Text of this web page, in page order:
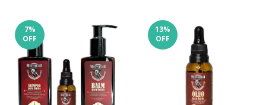
7%
OFF
13%
OFF